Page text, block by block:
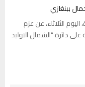
ببنغازي
الثلاثاء، عن عزم
دائرة “الشمال التوليد